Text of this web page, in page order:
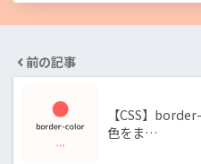
前の記事
【CSS】
色をま…